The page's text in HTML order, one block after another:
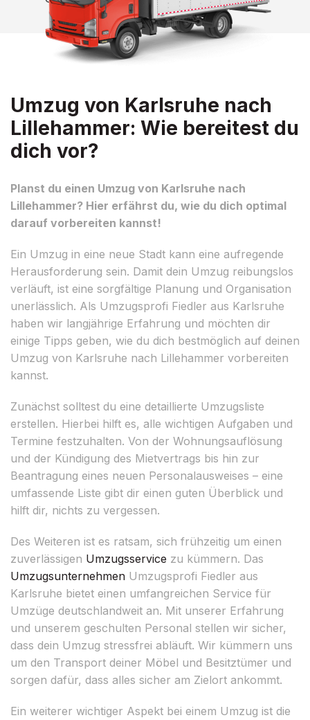
Umzug von Karlsruhe nach
Lillehammer: Wie bereitest du
dich vor?
Planst du einen Umzug von Karlsruhe nach
Lillehammer? Hier erfährst du, wie du dich optimal
darauf vorbereiten kannst!
Ein Umzug in eine neue Stadt kann eine aufregende
Herausforderung sein. Damit dein Umzug reibungslos
verläuft, ist eine sorgfältige Planung und Organisation
unerlässlich. Als Umzugsprofi Fiedler aus Karlsruhe
haben wir langjährige Erfahrung und möchten dir
einige Tipps geben, wie du dich bestmöglich auf deinen
Umzug von Karlsruhe nach Lillehammer vorbereiten
kannst.
Zunächst solltest du eine detaillierte Umzugsliste
erstellen. Hierbei hilft es, alle wichtigen Aufgaben und
Termine festzuhalten. Von der Wohnungsauflösung
und der Kündigung des Mietvertrags bis hin zur
Beantragung eines neuen Personalausweises – eine
umfassende Liste gibt dir einen guten Überblick und
hilft dir, nichts zu vergessen.
Des Weiteren ist es ratsam, sich frühzeitig um einen
zuverlässigen Umzugsservice zu kümmern. Das
Umzugsunternehmen Umzugsprofi Fiedler aus
Karlsruhe bietet einen umfangreichen Service für
Umzüge deutschlandweit an. Mit unserer Erfahrung
und unserem geschulten Personal stellen wir sicher,
dass dein Umzug stressfrei abläuft. Wir kümmern uns
um den Transport deiner Möbel und Besitztümer und
sorgen dafür, dass alles sicher am Zielort ankommt.
Ein weiterer wichtiger Aspekt bei einem Umzug ist die